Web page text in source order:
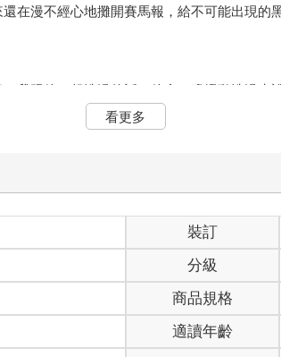
在漫不經心地攤開賽馬報，給不可能出現
我跟他一起洗澡的話，他會一邊攪動洗澡
乎在讓別人感到開心時，看起來最幸福。
組織開始欺凌弱者，他便會變臉暴怒。
。
爆米花 裡的花生量和包裝照片上不同，便
看更多
裝訂
分級
商品規格
適讀年齡